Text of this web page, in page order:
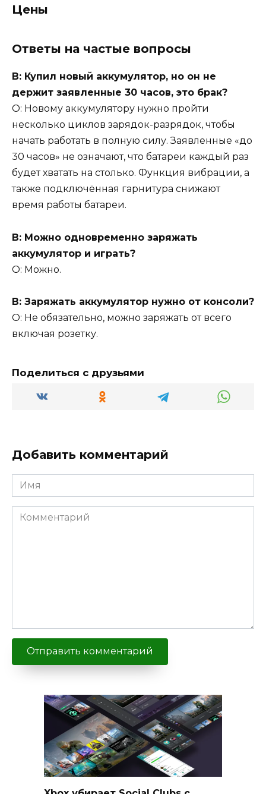
Цены
Ответы на частые вопросы
В: Купил новый аккумулятор, но он не
держит заявленные 30 часов, это брак?
О: Новому аккумулятору нужно пройти
несколько циклов зарядок-разрядок, чтобы
начать работать в полную силу. Заявленные «до
30 часов» не означают, что батареи каждый раз
будет хватать на столько. Функция вибрации, а
также подключённая гарнитура снижают
время работы батареи.
В: Можно одновременно заряжать
аккумулятор и играть?
О: Можно.
В: Заряжать аккумулятор нужно от консоли?
О: Не обязательно, можно заряжать от всего
включая розетку.
Поделиться с друзьями
Добавить комментарий
Имя
Комментарий